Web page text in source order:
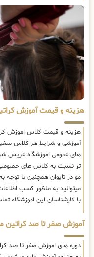
هزینه و قیمت آموزش
هزینه و قیمت کلاس اموزش
آموزشی و شرایط هر کلاس
های عمومی اموزشگاه عریس
تر نسبت به کلاس های خصوصی
مو در تایوان همچنین با توجه
میتوانید به منظور کسب
با کارشناسان این اموزشگاه
آموزش صفر تا صد کراتین
دوره های اموزش صفر تا صد